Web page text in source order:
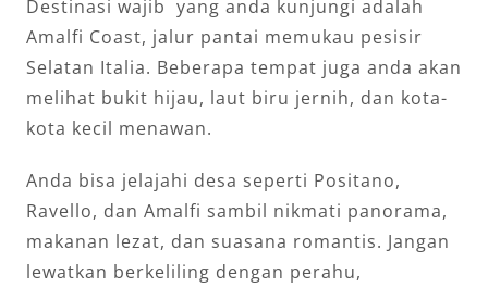
Destinasi wajib yang anda kunjungi adalah
Amalfi Coast, jalur pantai memukau pesisir
Selatan Italia. Beberapa tempat juga anda akan
melihat bukit hijau, laut biru jernih, dan kota-
kota kecil menawan.
Anda bisa jelajahi desa seperti Positano,
Ravello, dan Amalfi sambil nikmati panorama,
makanan lezat, dan suasana romantis. Jangan
lewatkan berkeliling dengan perahu,